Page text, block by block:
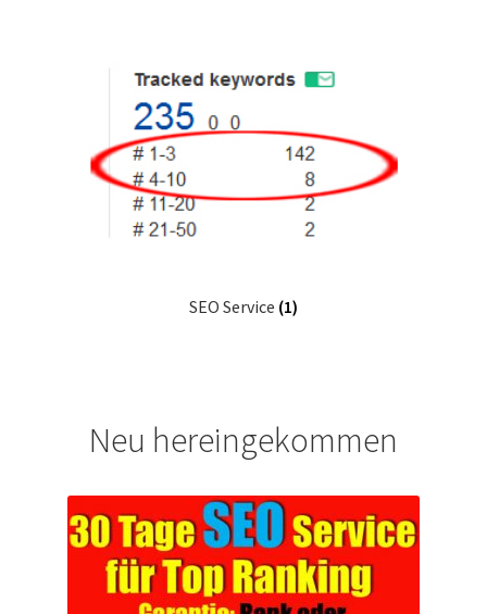
SEO Darmstadt
Von Null auf 142 Platz eins Rankings
Warenkorb
What Our Client’s Say?
SEO Service (1)
Neu hereingekommen